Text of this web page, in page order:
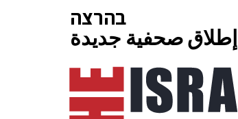
בהרצה
إطلاق صحفية جديدة